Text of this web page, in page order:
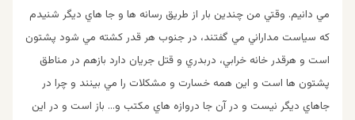
مي دانيم. وقتي من چندين بار از طريق رسانه ها و جا هاي ديگر شنيدم
كه سياست مداراني مي گفتند، در جنوب هر قدر كشته مي شود پشتون
است و هرقدر خانه خرابي، دربدري و قتل جريان دارد بازهم در مناطق
پشتون ها است و اين همه خسارت و مشكلات را مي بينند و چرا در
جاهاي ديگر نيست و در آن جا دروازه هاي مكتب و… باز است و در اين